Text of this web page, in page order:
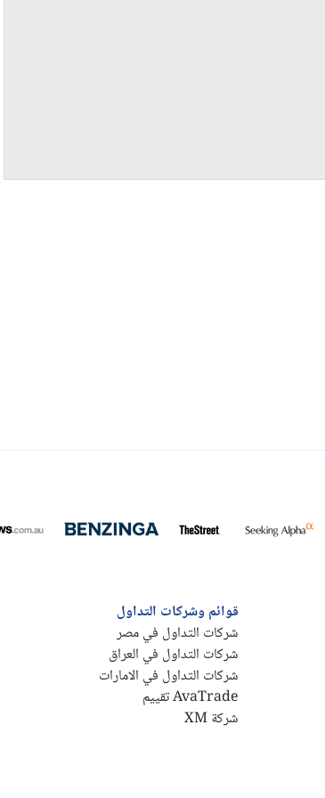
قوائم وشركات التداول
شركات التداول في مصر
شركات التداول في العراق
شركات التداول في الامارات
AvaTrade تقييم
شركة XM